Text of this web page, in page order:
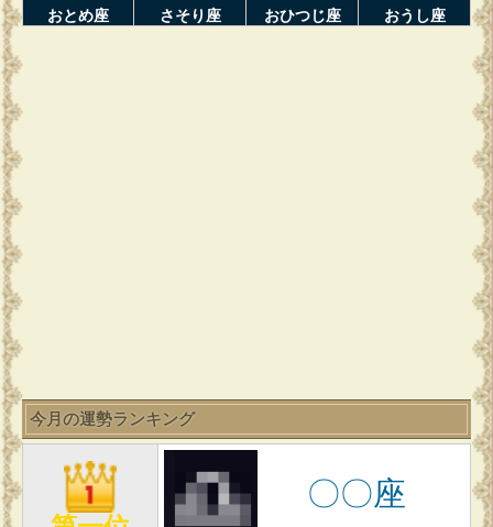
おとめ座 さそり座 おひつじ座 おうし座
今月の運勢ランキング
〇〇座